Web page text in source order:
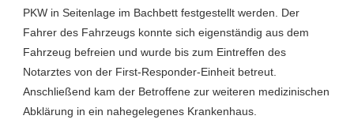
PKW in Seitenlage im Bachbett festgestellt werden. Der
Fahrer des Fahrzeugs konnte sich eigenständig aus dem
Fahrzeug befreien und wurde bis zum Eintreffen des
Notarztes von der First-Responder-Einheit betreut.
Anschließend kam der Betroffene zur weiteren medizinischen
Abklärung in ein nahegelegenes Krankenhaus.